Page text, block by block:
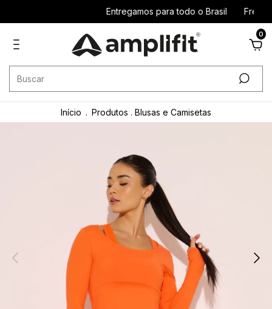
Entregamos para todo o Brasil Frete
0
Início . Produtos . Blusas e Camisetas